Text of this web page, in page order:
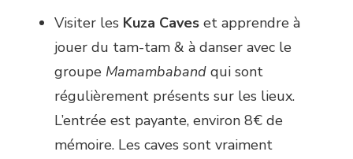
Visiter les Kuza Caves et apprendre à
jouer du tam-tam & à danser avec le
groupe Mamambaband qui sont
régulièrement présents sur les lieux.
L’entrée est payante, environ 8€ de
mémoire. Les caves sont vraiment